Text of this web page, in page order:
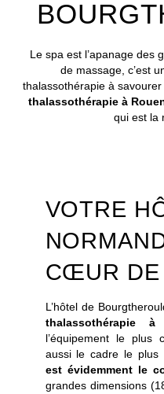
Le spa est l’apanage des
de massage, c’est
thalassothérapie à
thalassothérapie à
qui est la
VOTRE
CŒUR DE
L’hôtel de
thalassothérapie à
l’équipement le plus
aussi le cadre le plus
est évidemment le
grandes dimensions